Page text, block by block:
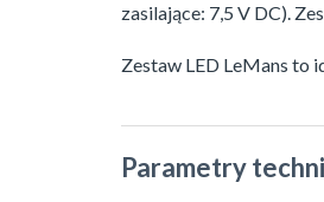
zasilające: 7,5 V DC).
Zestaw LED LeMans to
Parametry